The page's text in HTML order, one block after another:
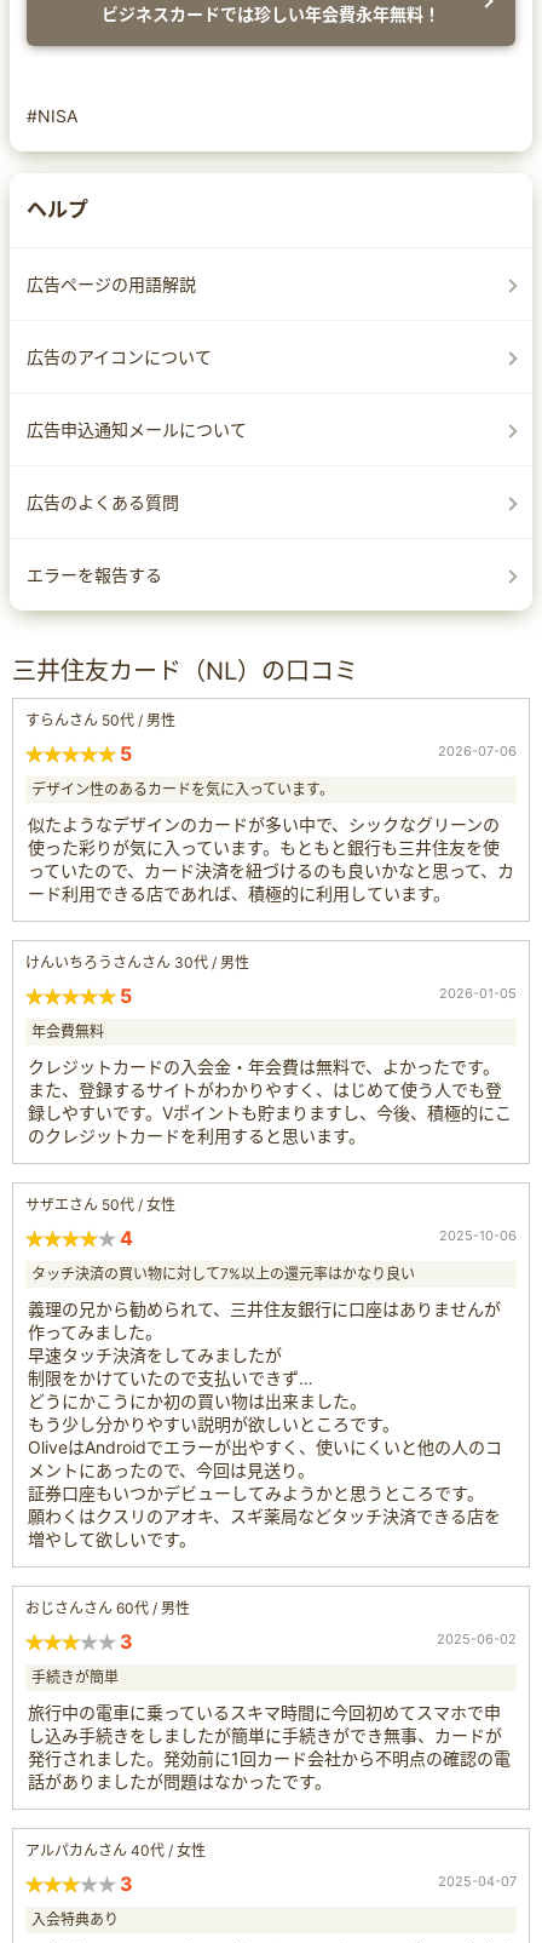
ビジネスカードでは珍しい年会費永年無料！
#NISA
ヘルプ
広告ページの用語解説
広告のアイコンについて
広告申込通知メールについて
広告のよくある質問
エラーを報告する
三井住友カード（NL）の口コミ
すらんさん 50代 / 男性
5 2026-07-06
デザイン性のあるカードを気に入っています。
似たようなデザインのカードが多い中で、シックなグリーンの
使った彩りが気に入っています。もともと銀行も三井住友を使
っていたので、カード決済を紐づけるのも良いかなと思って、カ
ード利用できる店であれば、積極的に利用しています。
けんいちろうさんさん 30代 / 男性
5 2026-01-05
年会費無料
クレジットカードの入会金・年会費は無料で、よかったです。
また、登録するサイトがわかりやすく、はじめて使う人でも登
録しやすいです。Vポイントも貯まりますし、今後、積極的にこ
のクレジットカードを利用すると思います。
サザエさん 50代 / 女性
4 2025-10-06
タッチ決済の買い物に対して7%以上の還元率はかなり良い
義理の兄から勧められて、三井住友銀行に口座はありませんが
作ってみました。
早速タッチ決済をしてみましたが
制限をかけていたので支払いできず…
どうにかこうにか初の買い物は出来ました。
もう少し分かりやすい説明が欲しいところです。
OliveはAndroidでエラーが出やすく、使いにくいと他の人のコ
メントにあったので、今回は見送り。
証券口座もいつかデビューしてみようかと思うところです。
願わくはクスリのアオキ、スギ薬局などタッチ決済できる店を
増やして欲しいです。
おじさんさん 60代 / 男性
3 2025-06-02
手続きが簡単
旅行中の電車に乗っているスキマ時間に今回初めてスマホで申
し込み手続きをしましたが簡単に手続きができ無事、カードが
発行されました。発効前に1回カード会社から不明点の確認の電
話がありましたが問題はなかったです。
アルパカんさん 40代 / 女性
3 2025-04-07
入会特典あり